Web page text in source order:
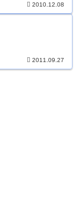
2010.12.08
2011.09.27